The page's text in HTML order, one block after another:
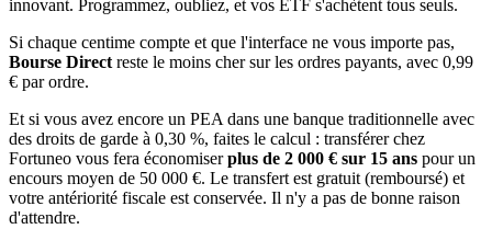
innovant. Programmez, oubliez, et vos ETF s'achètent tous seuls.
Si chaque centime compte et que l'interface ne vous importe pas,
Bourse Directreste le moins cher sur les ordres payants, avec 0,99
€ par ordre.
Et si vous avez encore un PEA dans une banque traditionnelle avec
des droits de garde à 0,30 %, faites le calcul : transférer chez
Fortuneo vous fera économiserplus de 2 000 € sur 15 ans pour un
encours moyen de 50 000 €. Le transfert est gratuit (remboursé) et
votre antériorité fiscale est conservée. Il n'y a pas de bonne raison
d'attendre.